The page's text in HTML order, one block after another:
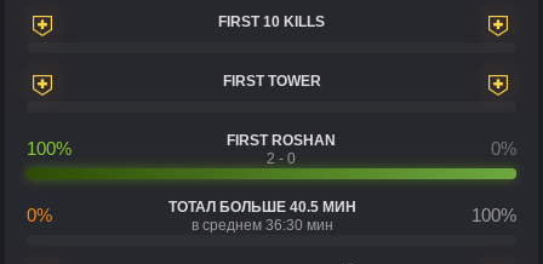
FIRST 10 KILLS
FIRST TOWER
100%
FIRST ROSHAN
2 - 0
0%
0%
ТОТАЛ БОЛЬШЕ 40.5 МИН
в среднем 36:30 мин
100%